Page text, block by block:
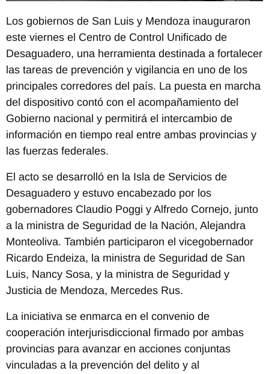
Los gobiernos de San Luis y Mendoza inauguraron
este viernes el Centro de Control Unificado de
Desaguadero, una herramienta destinada a fortalecer
las tareas de prevención y vigilancia en uno de los
principales corredores del país. La puesta en marcha
del dispositivo contó con el acompañamiento del
Gobierno nacional y permitirá el intercambio de
información en tiempo real entre ambas provincias y
las fuerzas federales.
El acto se desarrolló en la Isla de Servicios de
Desaguadero y estuvo encabezado por los
gobernadores Claudio Poggi y Alfredo Cornejo, junto
a la ministra de Seguridad de la Nación, Alejandra
Monteoliva. También participaron el vicegobernador
Ricardo Endeiza, la ministra de Seguridad de San
Luis, Nancy Sosa, y la ministra de Seguridad y
Justicia de Mendoza, Mercedes Rus.
La iniciativa se enmarca en el convenio de
cooperación interjurisdiccional firmado por ambas
provincias para avanzar en acciones conjuntas
vinculadas a la prevención del delito y al